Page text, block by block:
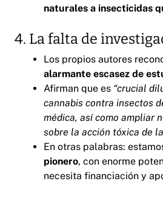
naturales a insecticidas
4. La falta de
Los propios autores
alarmante escasez de
Afirman que es “crucial
cannabis contra insectos
médica, así como ampliar
sobre la acción tóxica de
En otras palabras:
pionero, con enorme
necesita financiación y